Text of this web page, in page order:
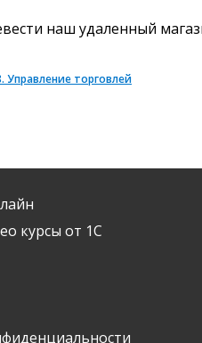
наш удаленный
Управление торговлей
курсы от 1С